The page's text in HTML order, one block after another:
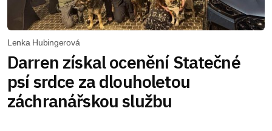
Lenka Hubingerová
Darren získal ocenění Statečné
psí srdce za dlouholetou
záchranářskou službu